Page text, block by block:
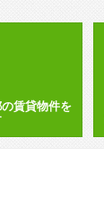
賃貸物件を